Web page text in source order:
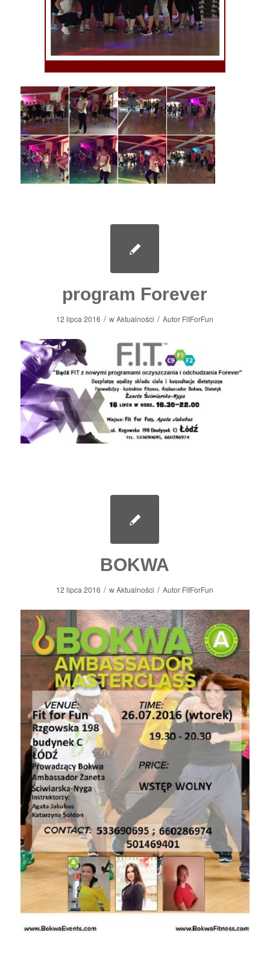
program Forever
12 lipca 2016 / wAktualności / Autor FitForFun
BOKWA
12 lipca 2016 / wAktualności / Autor FitForFun